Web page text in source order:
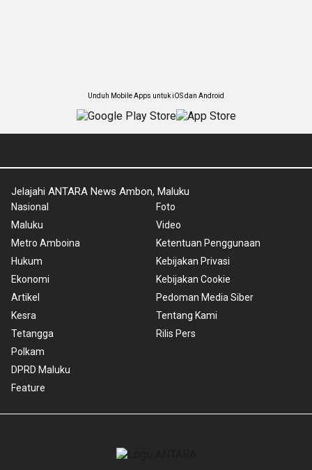
Unduh Mobile Apps untuk iOS dan Android
Jelajahi ANTARA News Ambon, Maluku
Nasional
Maluku
Metro Amboina
Hukum
Ekonomi
Artikel
Kesra
Tetangga
Polkam
DPRD Maluku
Feature
Foto
Video
Ketentuan Penggunaan
Kebijakan Privasi
Kebijakan Cookie
Pedoman Media Siber
Tentang Kami
Rilis Pers